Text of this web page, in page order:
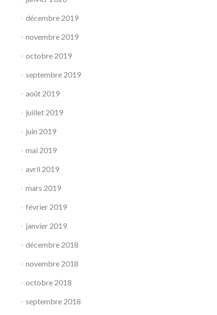
décembre 2019
novembre 2019
octobre 2019
septembre 2019
août 2019
juillet 2019
juin 2019
mai 2019
avril 2019
mars 2019
février 2019
janvier 2019
décembre 2018
novembre 2018
octobre 2018
septembre 2018